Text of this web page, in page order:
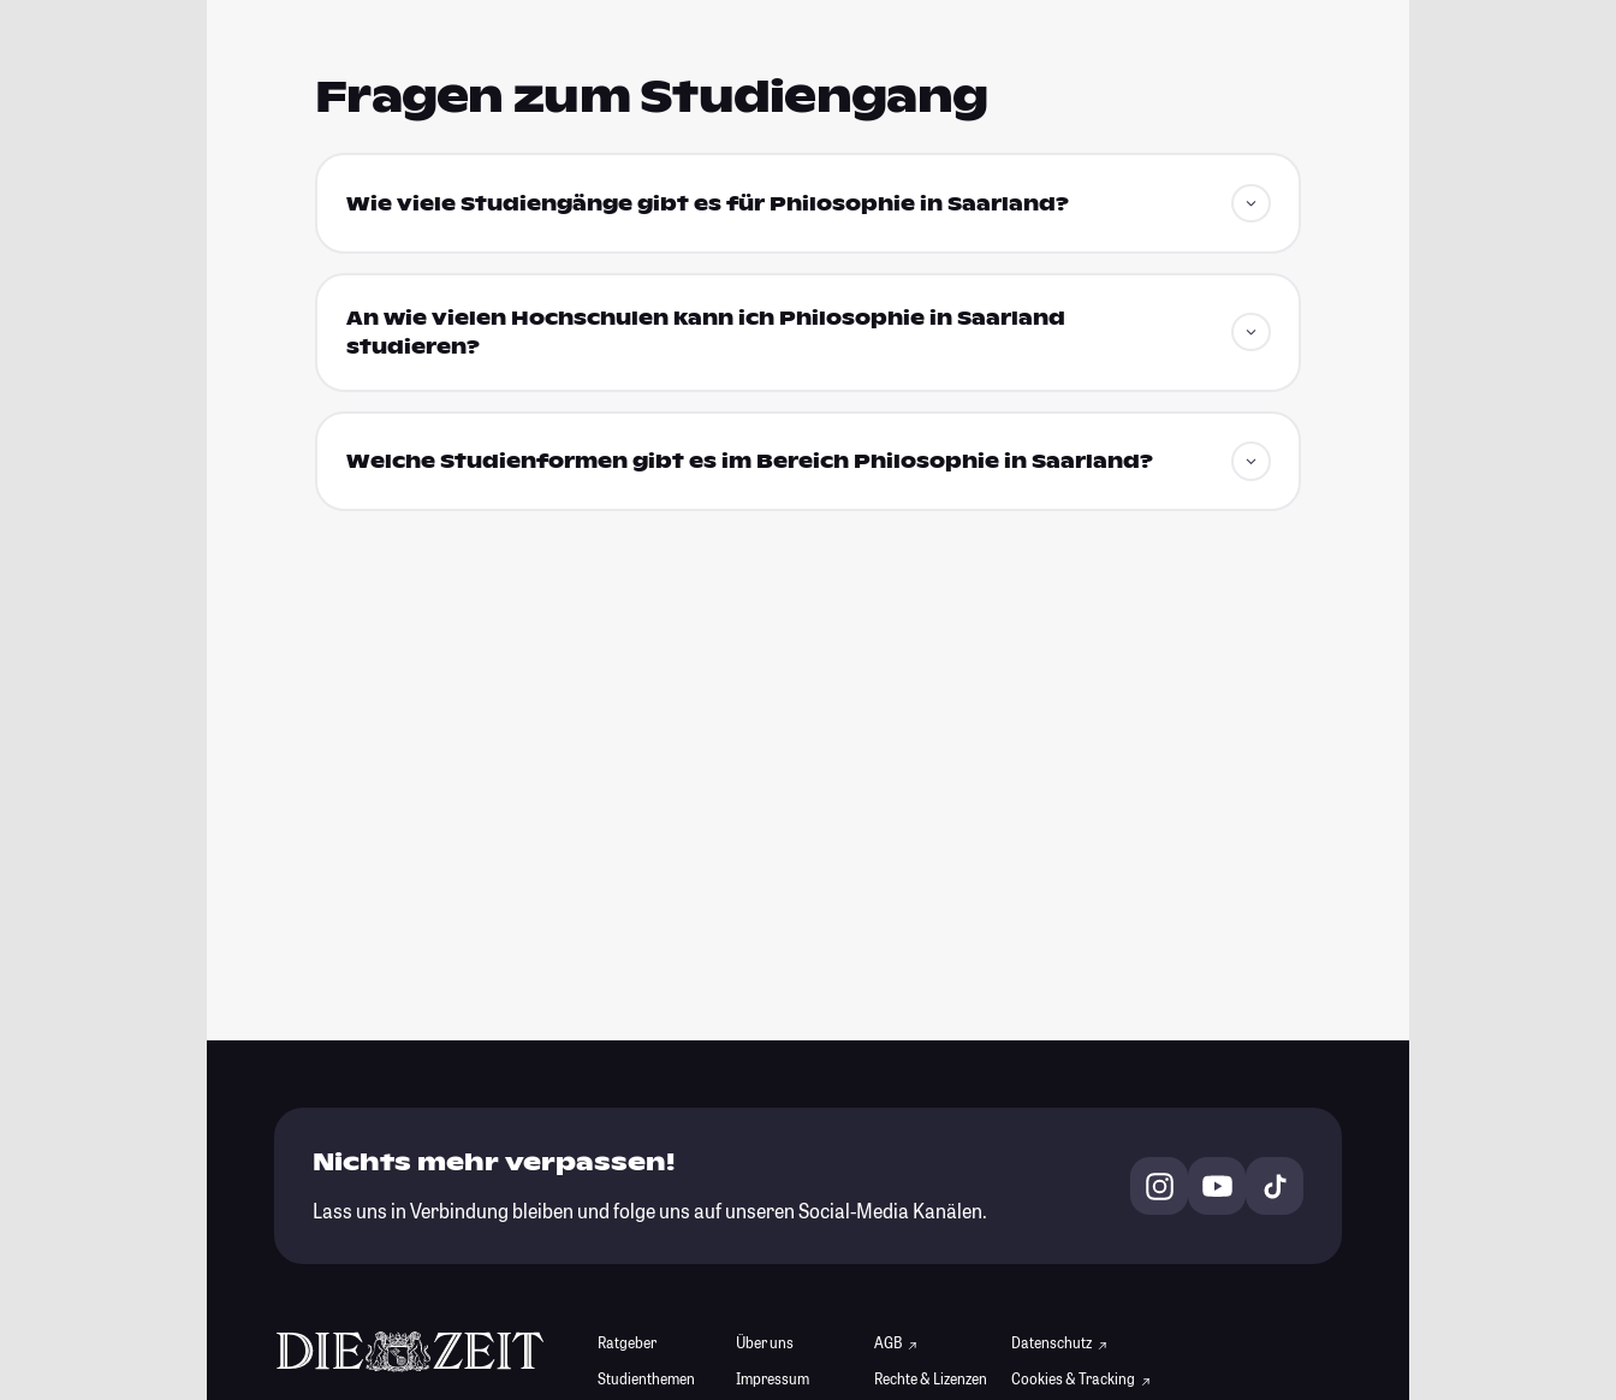
Fragen zum Studiengang
Wie viele Studiengänge gibt es für Philosophie in Saarland?
An wie vielen Hochschulen kann ich Philosophie in Saarland
studieren?
Welche Studienformen gibt es im Bereich Philosophie in Saarland?
Nichts mehr verpassen!
Lass uns in Verbindung bleiben und folge uns auf unseren Social-Media Kanälen.
Ratgeber
Studienthemen
Über uns
Impressum
AGB
Rechte & Lizenzen
Datenschutz
Cookies & Tracking